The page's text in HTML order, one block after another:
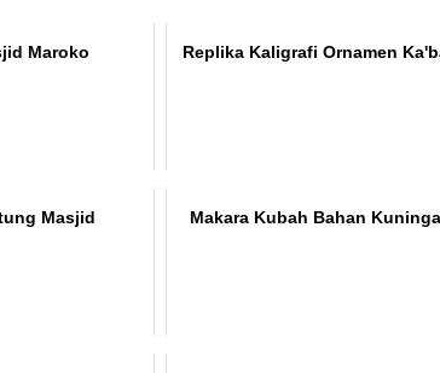
Maroko Replika Kaligrafi Ornamen
Masjid Makara Kubah Bahan